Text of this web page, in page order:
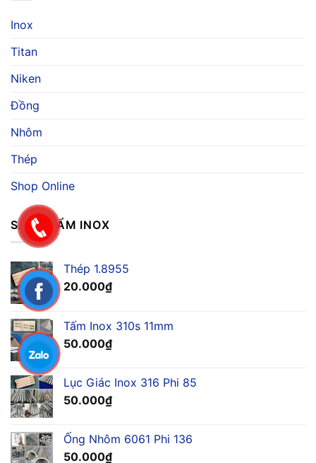
Inox
Titan
Niken
Đồng
Nhôm
Thép
Shop Online
SẢN PHẨM INOX
Thép 1.8955
20.000₫
Tấm Inox 310s 11mm
50.000₫
Lục Giác Inox 316 Phi 85
50.000₫
Ống Nhôm 6061 Phi 136
50.000₫